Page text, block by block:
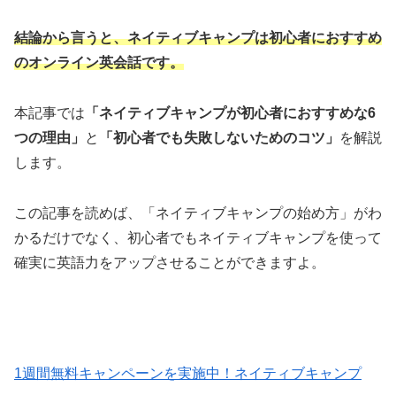
結論から言うと、ネイティブキャンプは初心者におすすめ
のオンライン英会話です。
本記事では 「ネイティブキャンプが初心者におすすめな6
つの理由」
と 「初心者でも失敗しないためのコツ」
を解説
します。
この記事を読めば、「ネイティブキャンプの始め方」がわ
かるだけでなく、初心者でもネイティブキャンプを使って
確実に英語力をアップさせることができますよ。
1週間無料キャンペーンを実施中！ネイティブキャンプ